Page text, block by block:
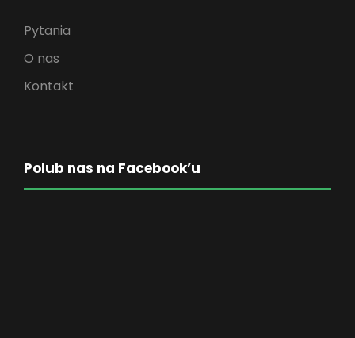
Pytania
O nas
Kontakt
Polub nas na Facebook’u